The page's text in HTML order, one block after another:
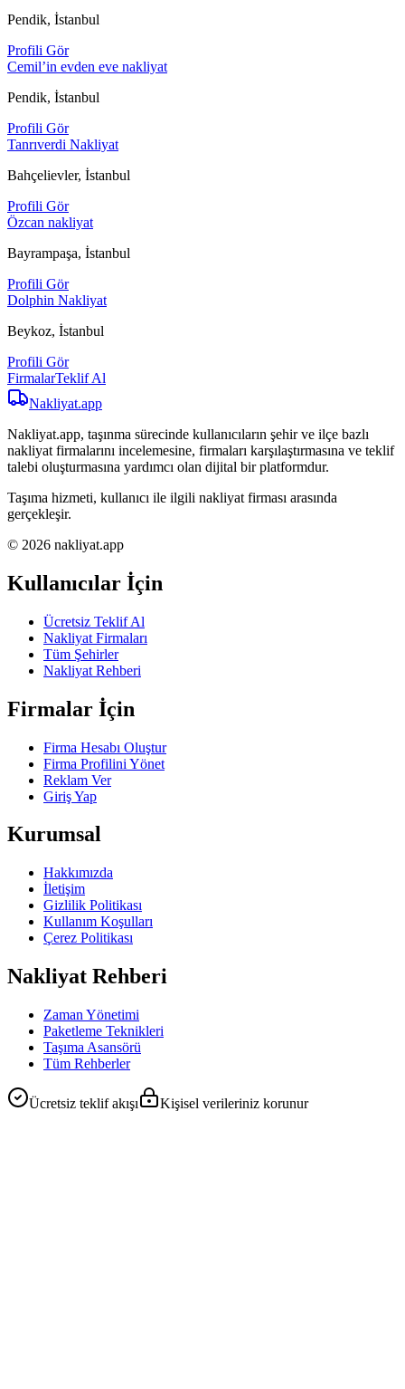
Pendik, İstanbul
Profili Gör
Cemil’in evden eve nakliyat
Pendik, İstanbul
Profili Gör
Tanrıverdi Nakliyat
Bahçelievler, İstanbul
Profili Gör
Özcan nakliyat
Bayrampaşa, İstanbul
Profili Gör
Dolphin Nakliyat
Beykoz, İstanbul
Profili Gör
FirmalarTeklif Al
Nakliyat.app
Nakliyat.app, taşınma sürecinde kullanıcıların şehir ve ilçe bazlı
nakliyat firmalarını incelemesine, firmaları karşılaştırmasına ve teklif
talebi oluşturmasına yardımcı olan dijital bir platformdur.
Taşıma hizmeti, kullanıcı ile ilgili nakliyat firması arasında
gerçekleşir.
© 2026 nakliyat.app
Kullanıcılar İçin
Ücretsiz Teklif Al
Nakliyat Firmaları
Tüm Şehirler
Nakliyat Rehberi
Firmalar İçin
Firma Hesabı Oluştur
Firma Profilini Yönet
Reklam Ver
Giriş Yap
Kurumsal
Hakkımızda
İletişim
Gizlilik Politikası
Kullanım Koşulları
Çerez Politikası
Nakliyat Rehberi
Zaman Yönetimi
Paketleme Teknikleri
Taşıma Asansörü
Tüm Rehberler
Ücretsiz teklif akışı Kişisel verileriniz korunur